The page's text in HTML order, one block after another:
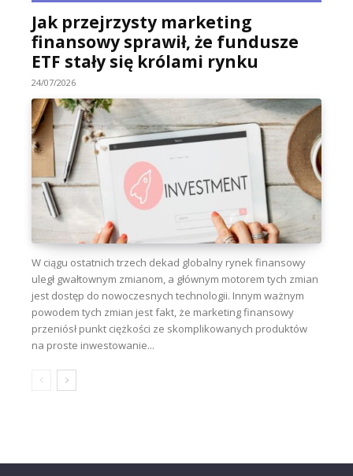
Jak przejrzysty marketing
finansowy sprawił, że fundusze
ETF stały się królami rynku
24/07/2026
W ciągu ostatnich trzech dekad globalny rynek finansowy
uległ gwałtownym zmianom, a głównym motorem tych zmian
jest dostęp do nowoczesnych technologii. Innym ważnym
powodem tych zmian jest fakt, że marketing finansowy
przeniósł punkt ciężkości ze skomplikowanych produktów
na proste inwestowanie...